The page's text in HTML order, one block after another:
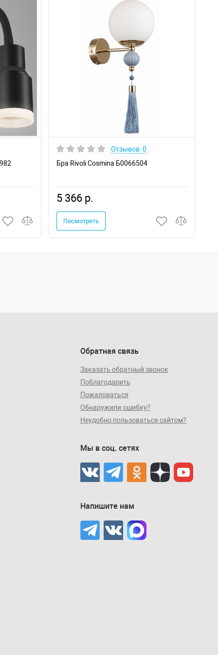
Отзывов: 0
Бра Rivoli Cosmina Б0066504
5 366 р.
Посмотреть
Обратная связь
Заказать обратный звонок
Поблагодарить
Пожаловаться
Обнаружили ошибку?
Неудобно пользоваться сайтом?
Мы в соц. сетях
Напишите нам